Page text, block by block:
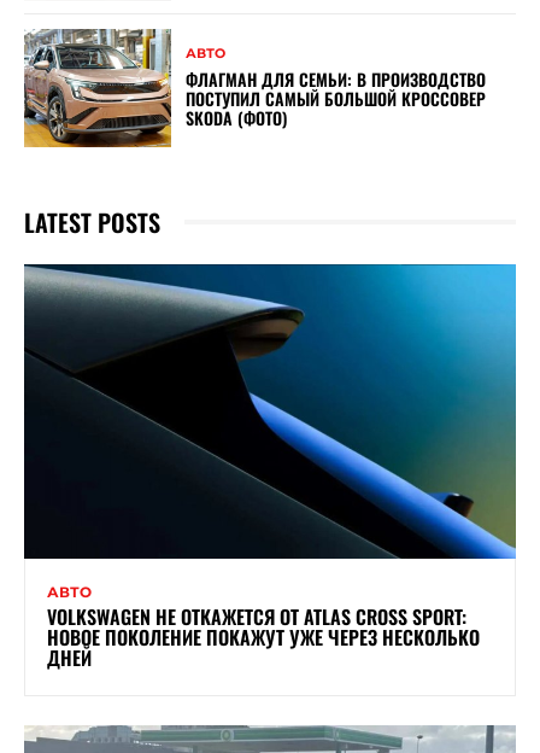
АВТО
ФЛАГМАН ДЛЯ СЕМЬИ: В ПРОИЗВОДСТВО
ПОСТУПИЛ САМЫЙ БОЛЬШОЙ КРОССОВЕР
SKODA (ФОТО)
LATEST POSTS
АВТО
VOLKSWAGEN НЕ ОТКАЖЕТСЯ ОТ ATLAS CROSS SPORT:
НОВОЕ ПОКОЛЕНИЕ ПОКАЖУТ УЖЕ ЧЕРЕЗ НЕСКОЛЬКО
ДНЕЙ